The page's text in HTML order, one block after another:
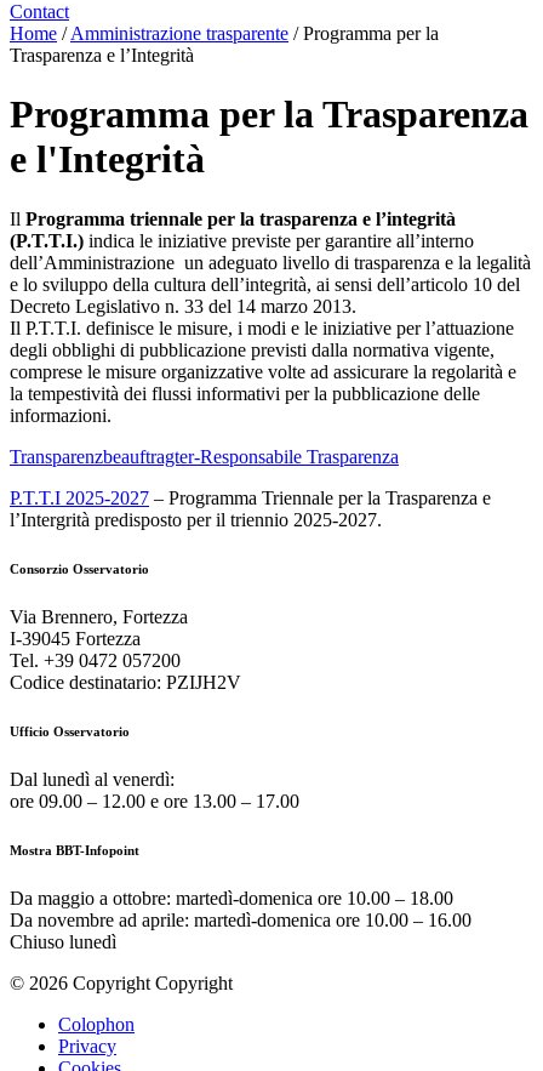
Contact
Home /Amministrazione trasparente /Programma per la
Trasparenza e l’Integrità
Programma per la Trasparenza
e l'Integrità
Il Programma triennale per la trasparenza e l’integrità
(P.T.T.I.) indica le iniziative previste per garantire all’interno
dell’Amministrazione un adeguato livello di trasparenza e la legalità
e lo sviluppo della cultura dell’integrità, ai sensi dell’articolo 10 del
Decreto Legislativo n. 33 del 14 marzo 2013.
Il P.T.T.I. definisce le misure, i modi e le iniziative per l’attuazione
degli obblighi di pubblicazione previsti dalla normativa vigente,
comprese le misure organizzative volte ad assicurare la regolarità e
la tempestività dei flussi informativi per la pubblicazione delle
informazioni.
Transparenzbeauftragter-Responsabile Trasparenza
P.T.T.I 2025-2027 – Programma Triennale per la Trasparenza e
l’Intergrità predisposto per il triennio 2025-2027.
Consorzio Osservatorio
Via Brennero, Fortezza
I-39045 Fortezza
Tel. +39 0472 057200
Codice destinatario: PZIJH2V
Ufficio Osservatorio
Dal lunedì al venerdì:
ore 09.00 – 12.00 e ore 13.00 – 17.00
Mostra BBT-Infopoint
Da maggio a ottobre: martedì-domenica ore 10.00 – 18.00
Da novembre ad aprile: martedì-domenica ore 10.00 – 16.00
Chiuso lunedì
© 2026 Copyright Copyright
Colophon
Privacy